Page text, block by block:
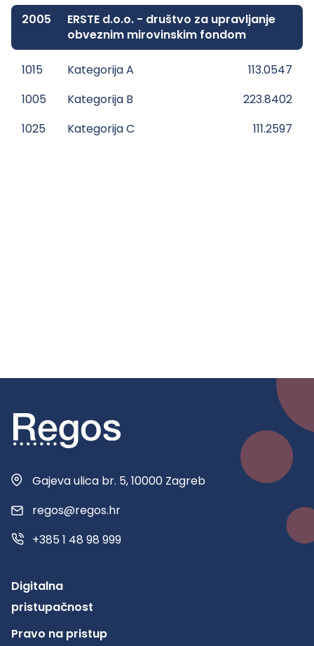
2005
ERSTE d.o.o. - društvo za upravljanje
obveznim mirovinskim fondom
1015 Kategorija A
113.0547
1005
Kategorija B
223.8402
1025
Kategorija C 111.2597
Gajeva ulica br. 5, 10000 Zagreb
regos@regos.hr
+385 1 48 98 999
Digitalna
pristupačnost
Pravo na pristup